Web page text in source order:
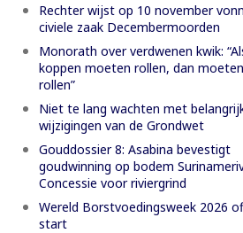
Rechter wijst op 10 november
civiele zaak Decembermoorden
Monorath over verdwenen kwik:
koppen moeten rollen, dan
rollen”
Niet te lang wachten met
wijzigingen van de Grondwet
Gouddossier 8: Asabina bevestigt
goudwinning op bodem
Concessie voor riviergrind
Wereld Borstvoedingsweek 2026
start